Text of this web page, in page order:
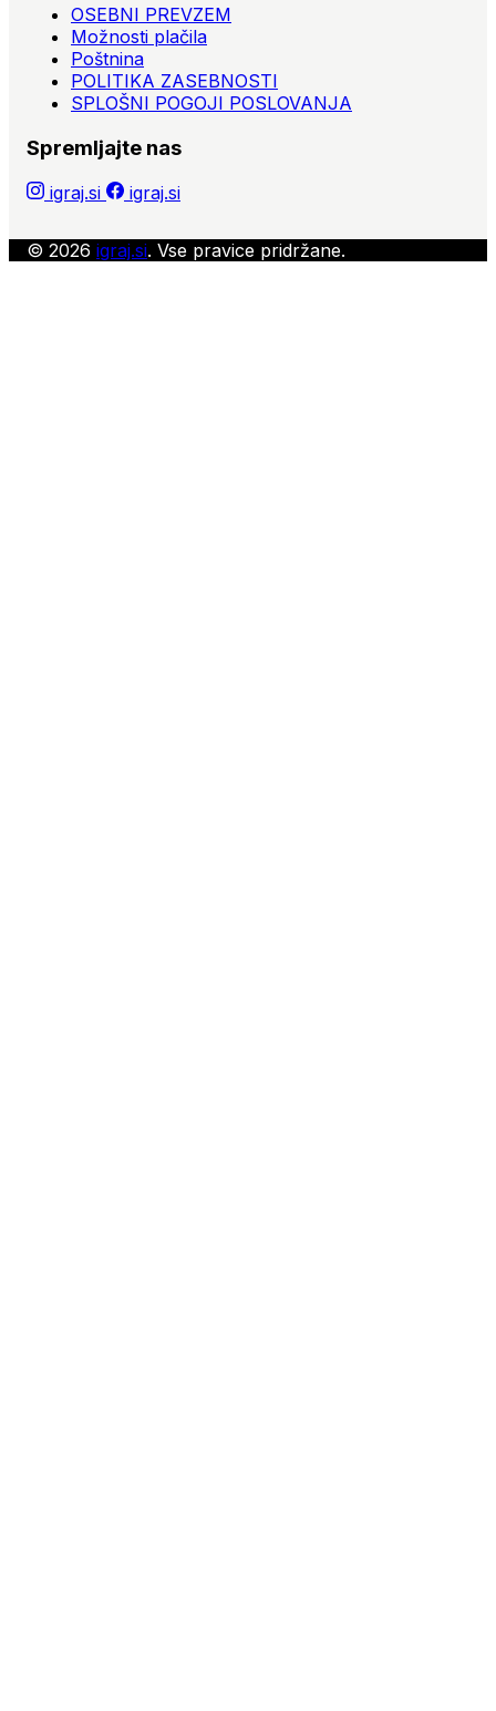
OSEBNI PREVZEM
Možnosti plačila
Poštnina
POLITIKA ZASEBNOSTI
SPLOŠNI POGOJI POSLOVANJA
Spremljajte nas
igraj.si igraj.si
© 2026 igraj.si. Vse pravice pridržane.